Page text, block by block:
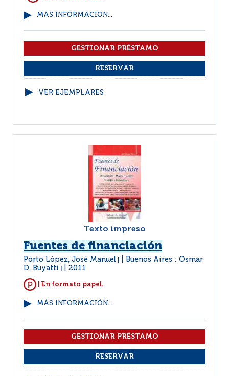
MÁS INFORMACIÓN...
VER EJEMPLARES
Texto impreso
Fuentes de financiación
Porto López, José Manuel
Buenos Aires : Osmar
D. Buyatti
2011
| En formato papel.
MÁS INFORMACIÓN...